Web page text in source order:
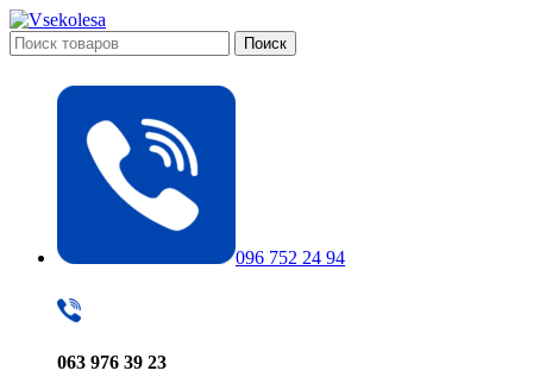
Поиск
096 752 24 94
063 976 39 23